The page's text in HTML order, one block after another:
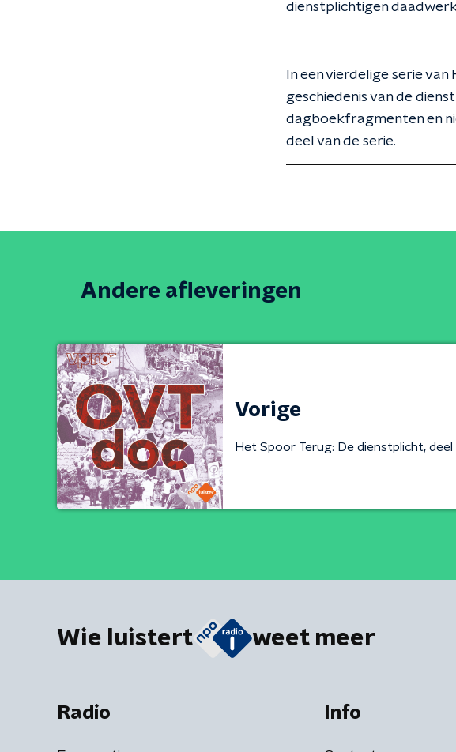
dienstplichtigen
In een vierdelige serie
geschiedenis van de
dagboekfragmenten en
deel van de serie.
Andere afleveringen
Vorige
Het Spoor Terug: De dienstplicht, deel
Wie luistert weet meer
Radio Info